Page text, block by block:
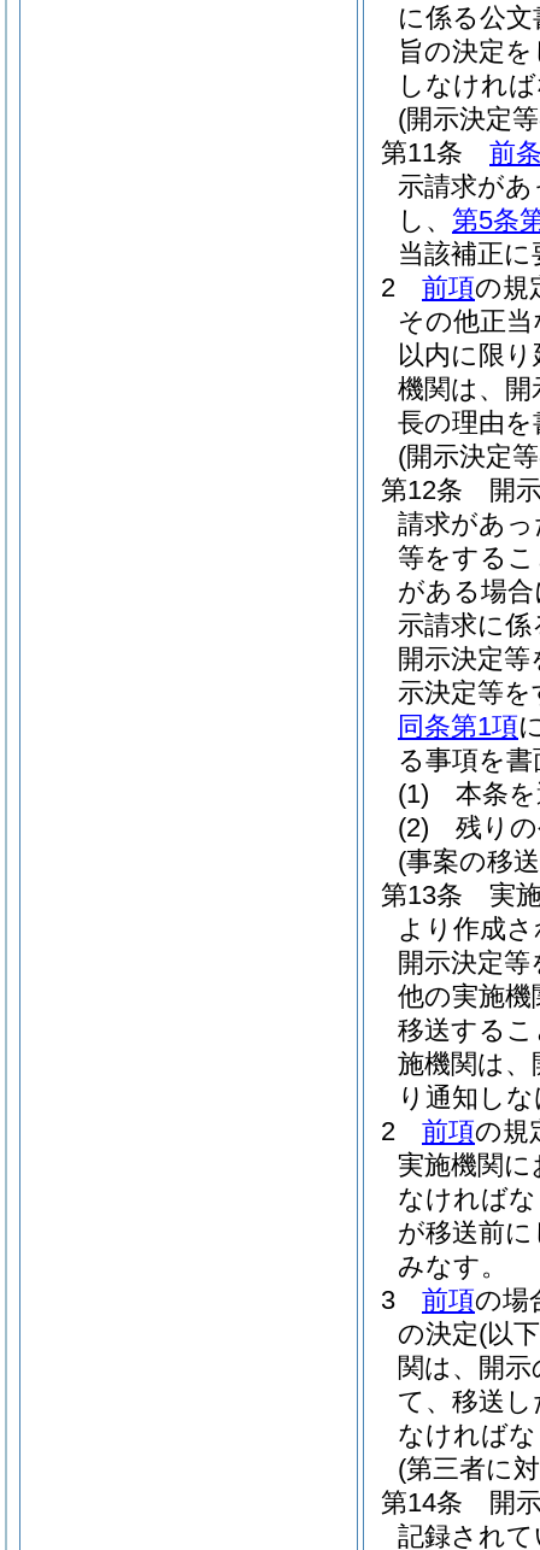
に係る公
旨の決定
しなけれ
(開示決定
第11条
前
示請求が
し、 第5条
当該補正
2
前項の規
その他正
以内に限
機関は、
長の理由
(開示決定
第12条
開
請求があ
等をする
がある場
示請求に
開示決定
示決定等
同条第1項
る事項を
(1)
本条
(2)
残り
(事案の移
第13条
実
より作成
開示決定
他の実施
移送する
施機関は
り通知し
2
前項の規
実施機関
なければ
が移送前
みなす。
3
前項の場
の決定(以
関は、開
て、移送
なければ
(第三者に
第14条
開
記録され